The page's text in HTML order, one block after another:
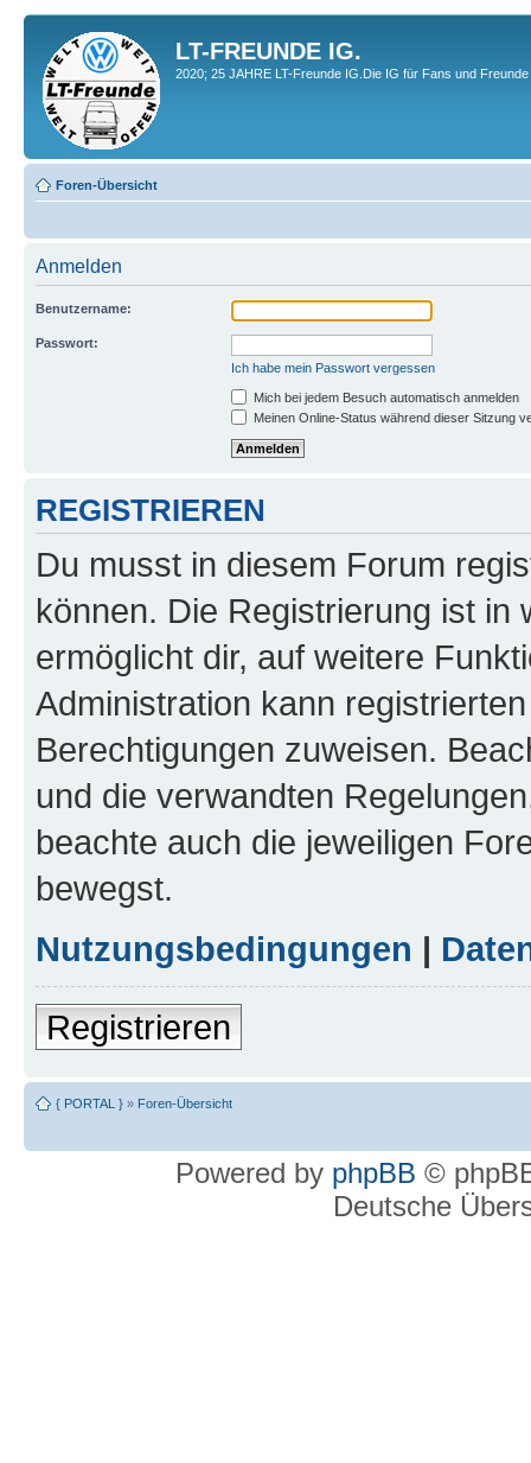
LT-FREUNDE IG.
2020; 25 JAHRE LT-Freunde IG.Die IG für Fans und
Foren-Übersicht
Anmelden
Benutzername:
Passwort:
Ich habe mein Passwort vergessen
Mich bei jedem Besuch automatisch anmelden
Meinen Online-Status während dieser Sitzung
REGISTRIEREN
Du musst in diesem Forum
können. Die Registrierung ist in
ermöglicht dir, auf weitere
Administration kann
Berechtigungen zuweisen.
und die verwandten
beachte auch die jeweiligen
bewegst.
Nutzungsbedingungen |
Registrieren
{ PORTAL } » Foren-Übersicht
Powered by phpBB ©
Deutsche